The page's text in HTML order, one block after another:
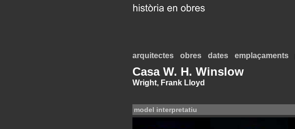
arquitectes obres dates emplaçaments
Casa W. H. Winslow
Wright, Frank Lloyd
model interpretatiu